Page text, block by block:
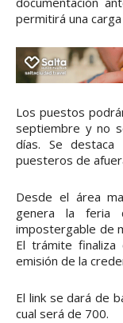
permitirá una
Los puestos
septiembre y no
días. Se
puesteros de
Desde el área
genera la feria
impostergable de
El trámite
emisión de la
El link se dará de
cual será de 700.